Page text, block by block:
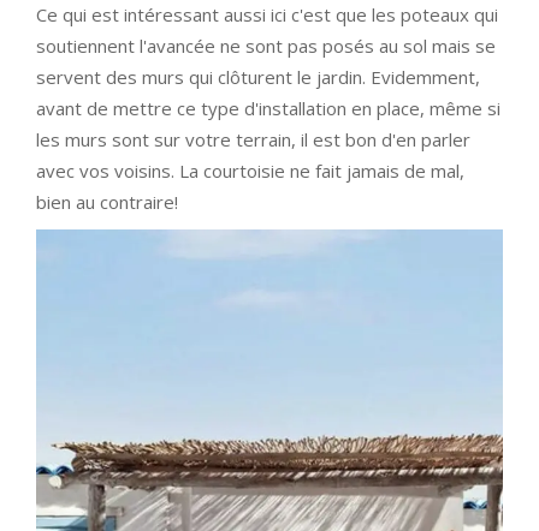
Ce qui est intéressant aussi ici c'est que les poteaux qui
soutiennent l'avancée ne sont pas posés au sol mais se
servent des murs qui clôturent le jardin. Evidemment,
avant de mettre ce type d'installation en place, même si
les murs sont sur votre terrain, il est bon d'en parler
avec vos voisins. La courtoisie ne fait jamais de mal,
bien au contraire!